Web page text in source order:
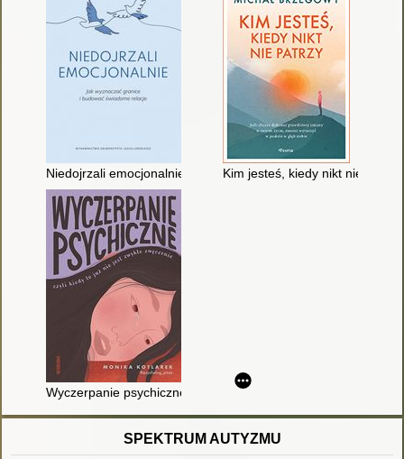
Niedojrzali emocjonalnie : jak wyznaczać granice i budować
Kim jesteś, kiedy nikt nie patrzy
Wyczerpanie psychiczne czyli Kiedy to już nie jest zwykłe
SPEKTRUM AUTYZMU